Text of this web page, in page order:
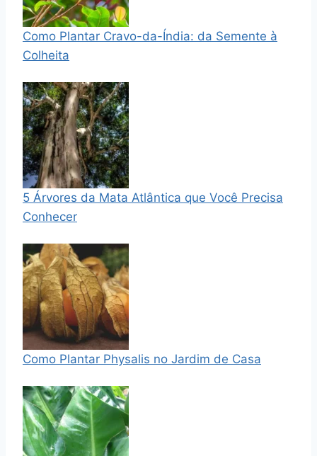
Como Plantar Cravo-da-Índia: da Semente à
Colheita
5 Árvores da Mata Atlântica que Você Precisa
Conhecer
Como Plantar Physalis no Jardim de Casa